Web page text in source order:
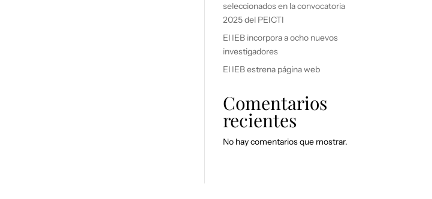
seleccionados en la convocatoria
2025 del PEICTI
El IEB incorpora a ocho nuevos
investigadores
El IEB estrena página web
Comentarios
recientes
No hay comentarios que mostrar.